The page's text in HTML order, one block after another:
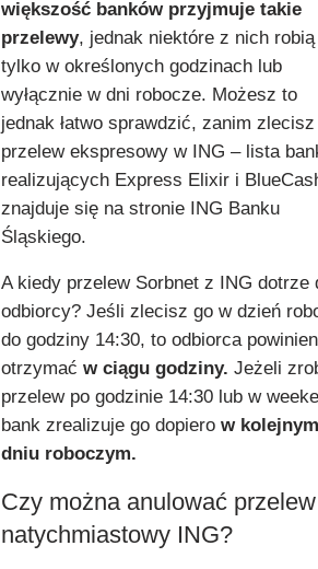
większość banków przyjmuje takie
przelewy, jednak niektóre z nich
tylko w określonych godzinach lub
wyłącznie w dni robocze. Możesz to
jednak łatwo sprawdzić, zanim zlecisz
przelew ekspresowy w ING – lista
realizujących Express Elixir i
znajduje się na stronie ING Banku
Śląskiego.
A kiedy przelew Sorbnet z ING dotrze
odbiorcy? Jeśli zlecisz go w dzień
do godziny 14:30, to odbiorca
otrzymać w ciągu godziny. Jeżeli
przelew po godzinie 14:30 lub w
bank zrealizuje go dopiero w kolejnym
dniu roboczym.
Czy można anulować przelew
natychmiastowy ING?